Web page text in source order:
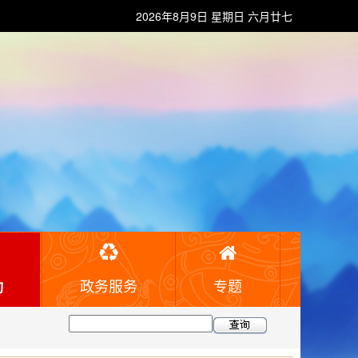
2026年8月9日 星期日 六月廿七
政务服务 专题